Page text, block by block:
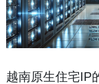
越南原生住宅IP